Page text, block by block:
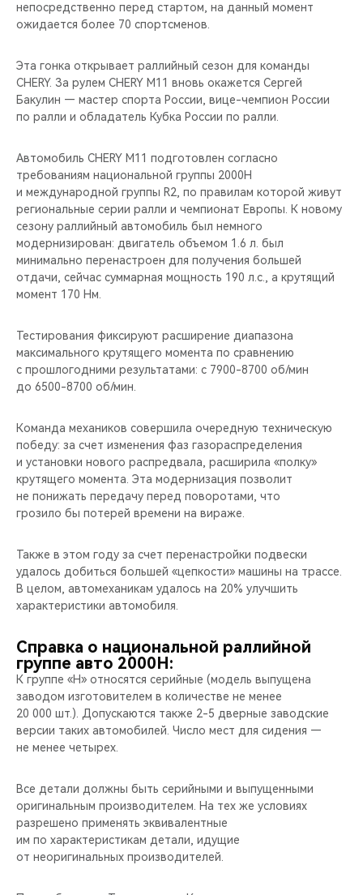
непосредственно перед стартом, на данный момент
ожидается более 70 спортсменов.
Эта гонка открывает раллийный сезон для команды
CHERY. За рулем CHERY M11 вновь окажется Сергей
Бакулин — мастер спорта России, вице-чемпион России
по ралли и обладатель Кубка России по ралли.
Автомобиль CHERY M11 подготовлен согласно
требованиям национальной группы 2000Н
и международной группы R2, по правилам которой живут
региональные серии ралли и чемпионат Европы. К новому
сезону раллийный автомобиль был немного
модернизирован: двигатель объемом 1.6 л. был
минимально перенастроен для получения большей
отдачи, сейчас суммарная мощность 190 л.с., а крутящий
момент 170 Нм.
Тестирования фиксируют расширение диапазона
максимального крутящего момента по сравнению
с прошлогодними результатами: с 7900-8700 об/мин
до 6500-8700 об/мин.
Команда механиков совершила очередную техническую
победу: за счет изменения фаз газораспределения
и установки нового распредвала, расширила «полку»
крутящего момента. Эта модернизация позволит
не понижать передачу перед поворотами, что
грозило бы потерей времени на вираже.
Также в этом году за счет перенастройки подвески
удалось добиться большей «цепкости» машины на трассе.
В целом, автомеханикам удалось на 20% улучшить
характеристики автомобиля.
Справка о национальной раллийной
группе авто 2000Н:
К группе «Н» относятся серийные (модель выпущена
заводом изготовителем в количестве не менее
20 000 шт.). Допускаются также 2-5 дверные заводские
версии таких автомобилей. Число мест для сидения —
не менее четырех.
Все детали должны быть серийными и выпущенными
оригинальным производителем. На тех же условиях
разрешено применять эквивалентные
им по характеристикам детали, идущие
от неоригинальных производителей.